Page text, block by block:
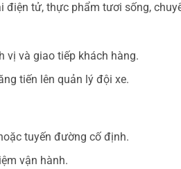
điện tử, thực phẩm tươi sống,
vị và giao tiếp khách hàng.
tiến lên quản lý đội xe.
tuyến đường cố định.
vận hành.